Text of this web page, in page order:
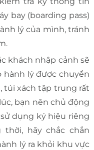
bay (boarding pass)
lý của mình, tránh
khách nhập cảnh sẽ
hành lý được chuyển
túi xách tập trung rất
bạn nên chủ động
dụng ký hiệu riêng
hãy chắc chắn
lý ra khỏi khu vực